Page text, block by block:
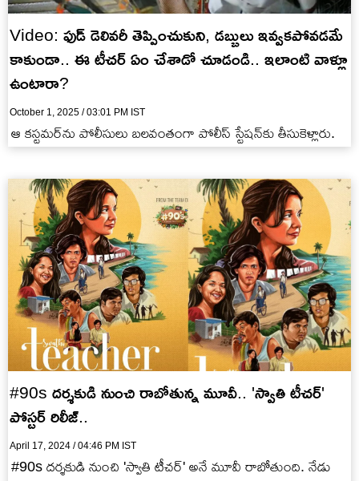
Video: ఫుడ్‌ డెలివరీ తెప్పించుకుని, డబ్బులు ఇవ్వకపోవడమే
కాకుండా.. ఈ టీచర్ ఏం చేశాడో చూడండి.. ఇలాంటి వాళ్లూ
ఉంటారా?
October 1, 2025 / 03:01 PM IST
ఆ కస్టమర్‌ను పోలీసులు బలవంతంగా పోలీస్‌ స్టేషన్‌కు తీసుకెళ్లారు.
#90s దర్శకుడి నుంచి రాబోతున్న మూవీ.. 'స్వాతి టీచర్'
పోస్టర్ రిలీజ్..
April 17, 2024 / 04:46 PM IST
#90s దర్శకుడి నుంచి 'స్వాతి టీచర్' అనే మూవీ రాబోతుంది. నేడు